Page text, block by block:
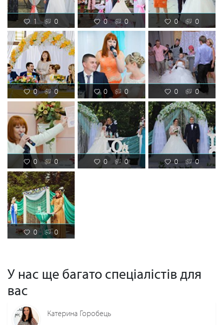
1 0 0 0 0 0
0 0 0 0 0 0
0 0 0 0 0 0
0 0
У нас ще багато спеціалістів для
вас
Катерина Горобець